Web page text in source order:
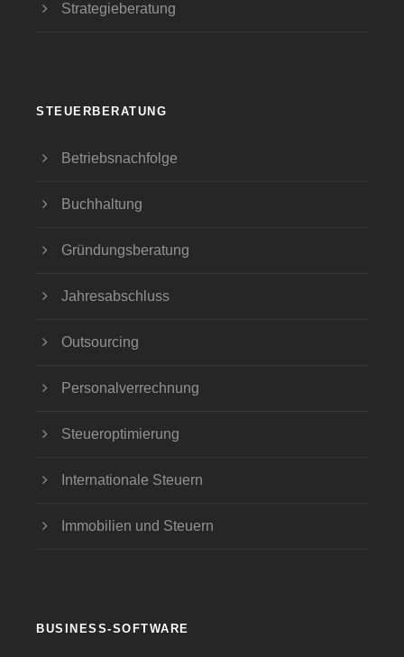
Strategieberatung
STEUERBERATUNG
Betriebsnachfolge
Buchhaltung
Gründungsberatung
Jahresabschluss
Outsourcing
Personalverrechnung
Steueroptimierung
Internationale Steuern
Immobilien und Steuern
BUSINESS-SOFTWARE